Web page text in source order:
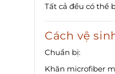
Tất cả đều có thể
Cách vệ
Chuẩn bị:
Khăn microfiber